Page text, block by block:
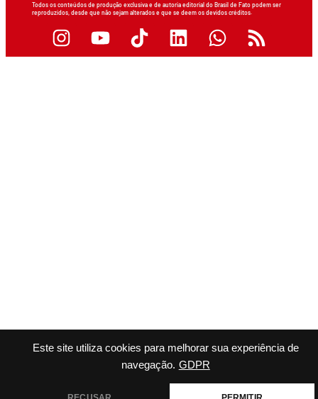
Este site utiliza cookies para melhorar sua experiência de
navegação. GDPR
Todos os conteúdos de produção exclusiva e de autoria editorial do Brasil de Fato podem ser
reproduzidos, desde que não sejam alterados e que se deem os devidos créditos.